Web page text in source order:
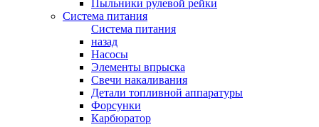
Пыльники рулевой рейки
Система питания
Система питания
назад
Насосы
Элементы впрыска
Свечи накаливания
Детали топливной аппаратуры
Форсунки
Карбюратор